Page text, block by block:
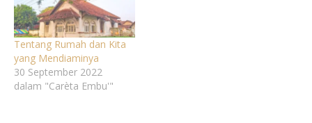
Tentang Rumah dan Kita
yang Mendiaminya
30 September 2022
dalam "Carèta Embu'"